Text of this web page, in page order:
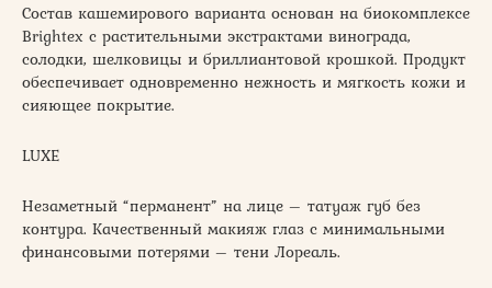
Состав кашемирового варианта основан на биокомплексе
Brightex с растительными экстрактами винограда,
солодки, шелковицы и бриллиантовой крошкой. Продукт
обеспечивает одновременно нежность и мягкость кожи и
сияющее покрытие.
LUXE
Незаметный “перманент” на лице – татуаж губ без
контура. Качественный макияж глаз с минимальными
финансовыми потерями – тени Лореаль.